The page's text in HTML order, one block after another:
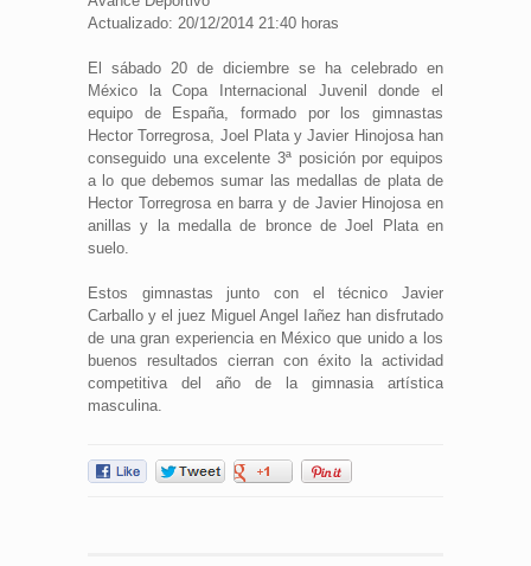
Actualizado: 20/12/2014 21:40 horas
El sábado 20 de diciembre se ha celebrado en
México la Copa Internacional Juvenil donde el
equipo de España, formado por los gimnastas
Hector Torregrosa, Joel Plata y Javier Hinojosa han
conseguido una excelente 3ª posición por equipos
a lo que debemos sumar las medallas de plata de
Hector Torregrosa en barra y de Javier Hinojosa en
anillas y la medalla de bronce de Joel Plata en
suelo.
Estos gimnastas junto con el técnico Javier
Carballo y el juez Miguel Angel Iañez han disfrutado
de una gran experiencia en México que unido a los
buenos resultados cierran con éxito la actividad
competitiva del año de la gimnasia artística
masculina.